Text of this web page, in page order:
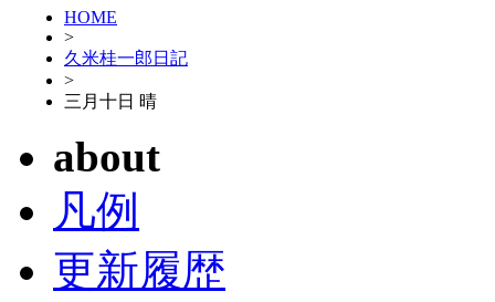
HOME
>
久米桂一郎日記
>
三月十日 晴
about
凡例
更新履歴